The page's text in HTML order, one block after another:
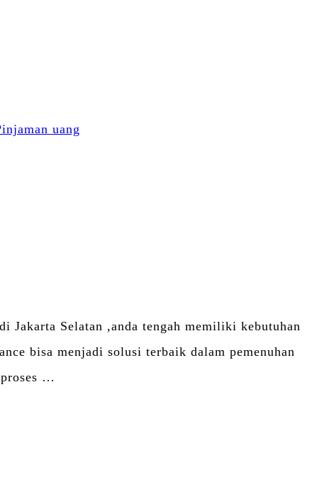
Selatan ,anda tengah memiliki kebutuhan
bisa menjadi solusi terbaik dalam pemenuhan
…